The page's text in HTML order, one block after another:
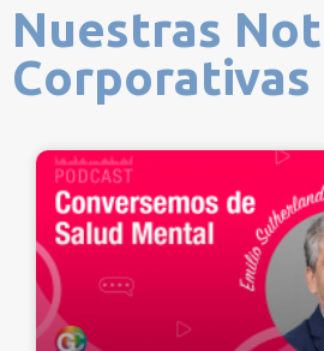
Nuestras
Corporativas